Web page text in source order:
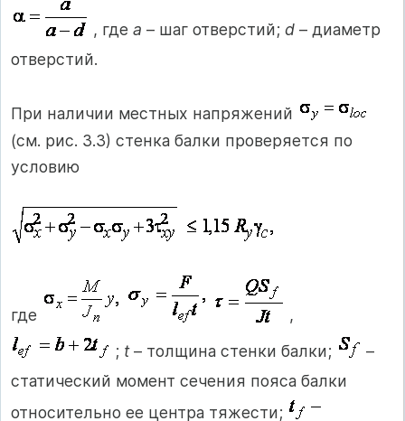
, где а – шаг отверстий; d – диаметр
отверстий.
При наличии местных напряжений
(см. рис. 3.3) стенка балки проверяется по
условию
где
,
; t– толщина стенки балки;
–
статический момент сечения пояса балки
относительно ее центра тяжести;